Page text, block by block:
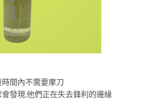
間內不需要摩刀
發現.他們正在失去鋒利的邊緣